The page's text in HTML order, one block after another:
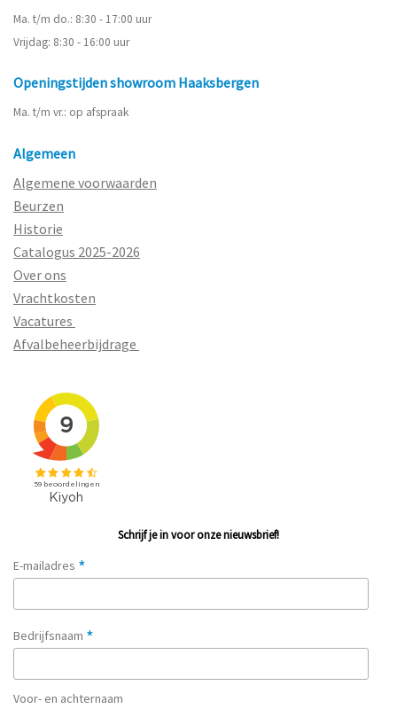
Ma. t/m do.: 8:30 - 17:00 uur
Vrijdag: 8:30 - 16:00 uur
Openingstijden showroom Haaksbergen
Ma. t/m vr.: op afspraak
Algemeen
Algemene voorwaarden
Beurzen
Historie
Catalogus 2025-2026
Over ons
Vrachtkosten
Vacatures
Afvalbeheerbijdrage
Schrijf je in voor onze nieuwsbrief!
E-mailadres *
Bedrijfsnaam *
Voor- en achternaam